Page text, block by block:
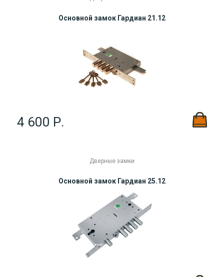
Основной замок Гардиан 21.12
4 600 Р.
Дверные замки
Основной замок Гардиан 25.12